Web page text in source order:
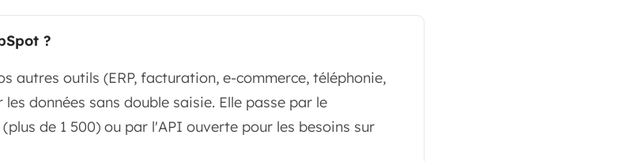
?
autres outils (ERP, facturation, e-commerce, téléphonie,
données sans double saisie. Elle passe par le
de 1 500) ou par l'API ouverte pour les besoins sur